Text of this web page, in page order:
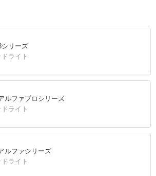
シリーズ
ライト
ルファプロシリーズ
ライト
ルファシリーズ
ライト